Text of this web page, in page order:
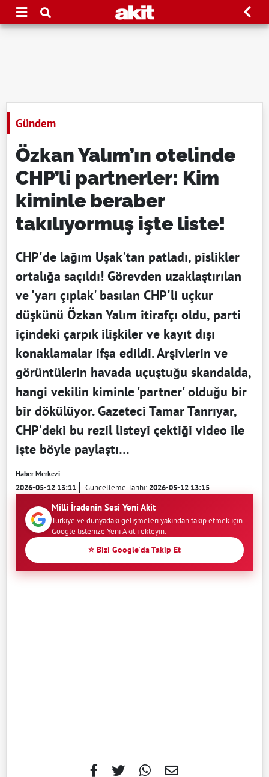
Gündem
Özkan Yalım’ın otelinde
CHP’li partnerler: Kim
kiminle beraber
takılıyormuş işte liste!
CHP'de lağım Uşak'tan patladı, pislikler
ortalığa saçıldı! Görevden uzaklaştırılan
ve 'yarı çıplak' basılan CHP'li uçkur
düşkünü Özkan Yalım itirafçı oldu, parti
içindeki çarpık ilişkiler ve kayıt dışı
konaklamalar ifşa edildi. Arşivlerin ve
görüntülerin havada uçuştuğu skandalda,
hangi vekilin kiminle 'partner' olduğu bir
bir dökülüyor. Gazeteci Tamar Tanrıyar,
CHP’deki bu rezil listeyi çektiği video ile
işte böyle paylaştı…
Haber Merkezi
2026-05-12 13:11 Güncelleme Tarihi:2026-05-12 13:15
Milli İradenin Sesi Yeni Akit
Türkiye ve dünyadaki gelişmeleri yakından takip etmek için
Google listenize Yeni Akit'i ekleyin.
⭐ Bizi Google'da Takip Et